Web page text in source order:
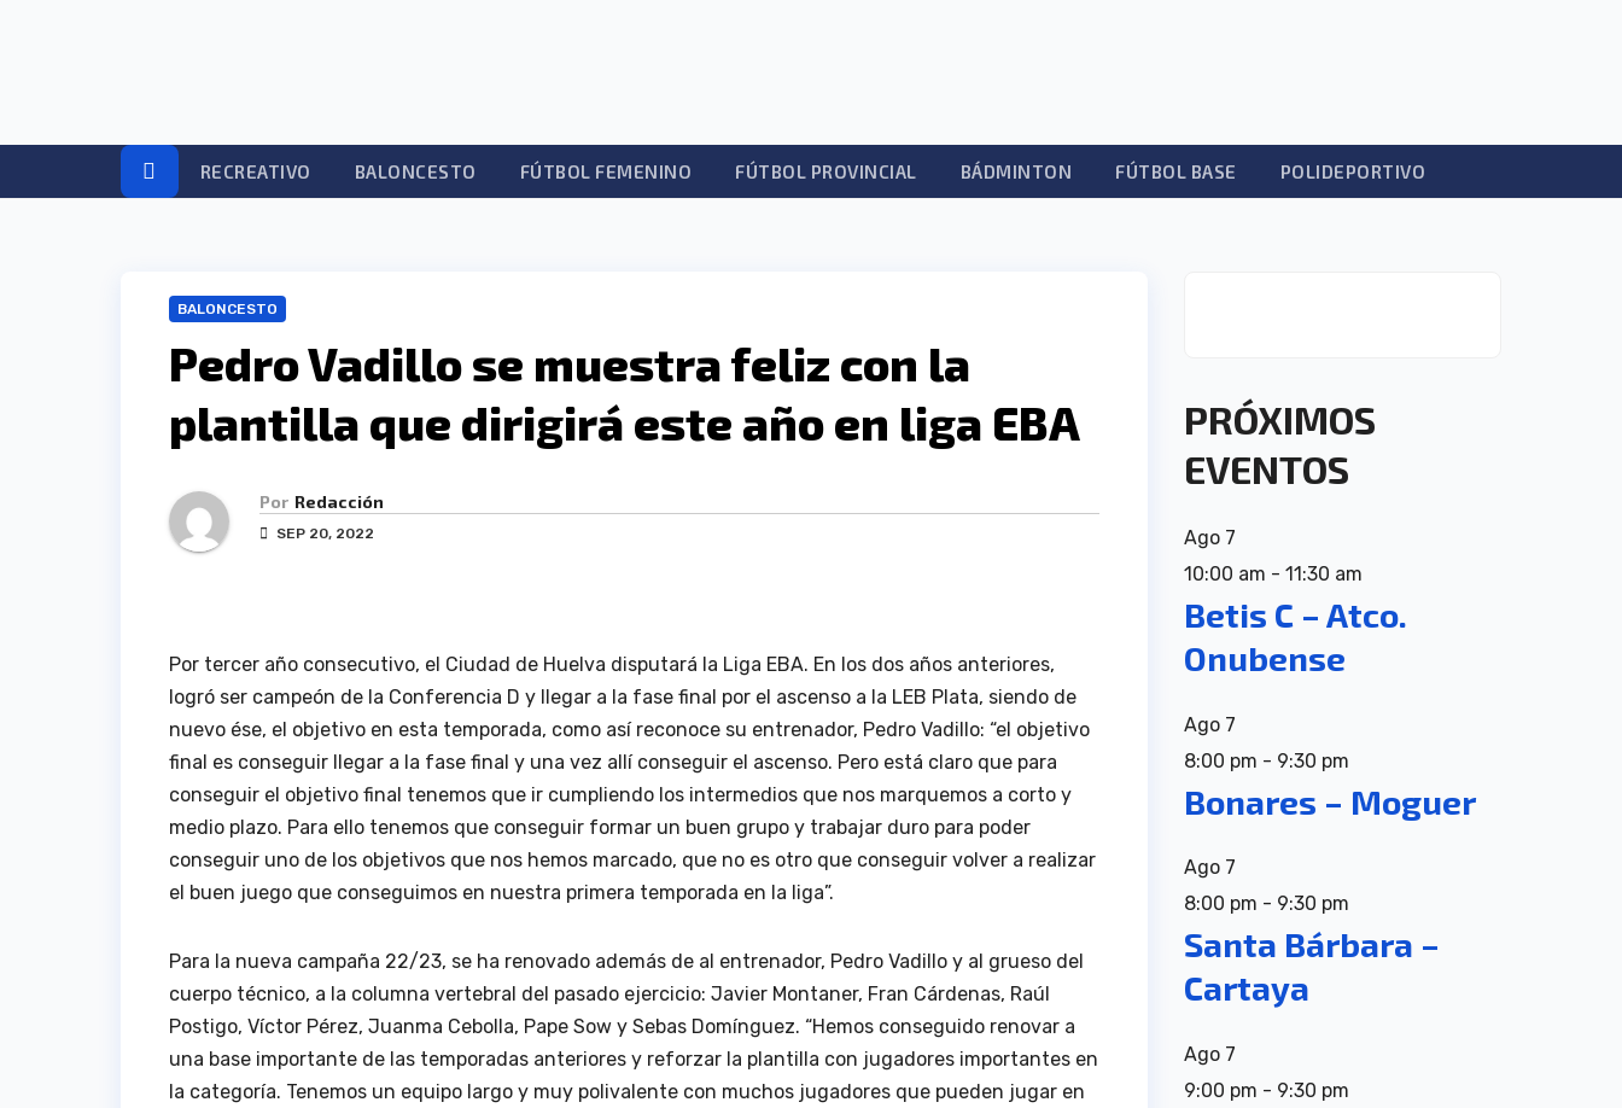
RECREATIVO BALONCESTO FÚTBOL FEMENINO FÚTBOL PROVINCIAL BÁDMINTON FÚTBOL BASE POLIDEPORTIVO
BALONCESTO
Pedro Vadillo se muestra feliz con la
plantilla que dirigirá este año en liga EBA
Por Redacción
SEP 20, 2022
Por tercer año consecutivo, el Ciudad de Huelva disputará la Liga EBA. En los dos años anteriores,
logró ser campeón de la Conferencia D y llegar a la fase final por el ascenso a la LEB Plata, siendo de
nuevo ése, el objetivo en esta temporada, como así reconoce su entrenador, Pedro Vadillo: “el objetivo
final es conseguir llegar a la fase final y una vez allí conseguir el ascenso. Pero está claro que para
conseguir el objetivo final tenemos que ir cumpliendo los intermedios que nos marquemos a corto y
medio plazo. Para ello tenemos que conseguir formar un buen grupo y trabajar duro para poder
conseguir uno de los objetivos que nos hemos marcado, que no es otro que conseguir volver a realizar
el buen juego que conseguimos en nuestra primera temporada en la liga”.
Para la nueva campaña 22/23, se ha renovado además de al entrenador, Pedro Vadillo y al grueso del
cuerpo técnico, a la columna vertebral del pasado ejercicio: Javier Montaner, Fran Cárdenas, Raúl
Postigo, Víctor Pérez, Juanma Cebolla, Pape Sow y Sebas Domínguez. “Hemos conseguido renovar a
una base importante de las temporadas anteriores y reforzar la plantilla con jugadores importantes en
la categoría. Tenemos un equipo largo y muy polivalente con muchos jugadores que pueden jugar en
PRÓXIMOS
EVENTOS
Ago 7
10:00 am - 11:30 am
Betis C – Atco.
Onubense
Ago 7
8:00 pm - 9:30 pm
Bonares – Moguer
Ago 7
8:00 pm - 9:30 pm
Santa Bárbara –
Cartaya
Ago 7
9:00 pm - 9:30 pm